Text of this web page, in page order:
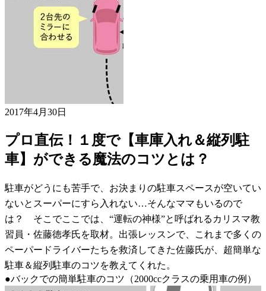
2017年4月30日
プロ直伝！１度で【車庫入れ＆縦列駐
車】ができる魔法のコツとは？
駐車がどうにも苦手で、お決まりの駐車スペースが空いてい
ないとスーパーにすら入れない…そんなママもいるので
は？ そこでここでは、“運転の神様”と呼ばれるカリスマ教
習員・佐藤徳孝氏を取材。出張レッスンで、これまで多くの
ペーパードライバーたちを救済してきた佐藤氏が、超簡単な
駐車＆縦列駐車のコツを教えてくれた。
●バックでの簡単駐車のコツ（2000ccクラスの乗用車の例）